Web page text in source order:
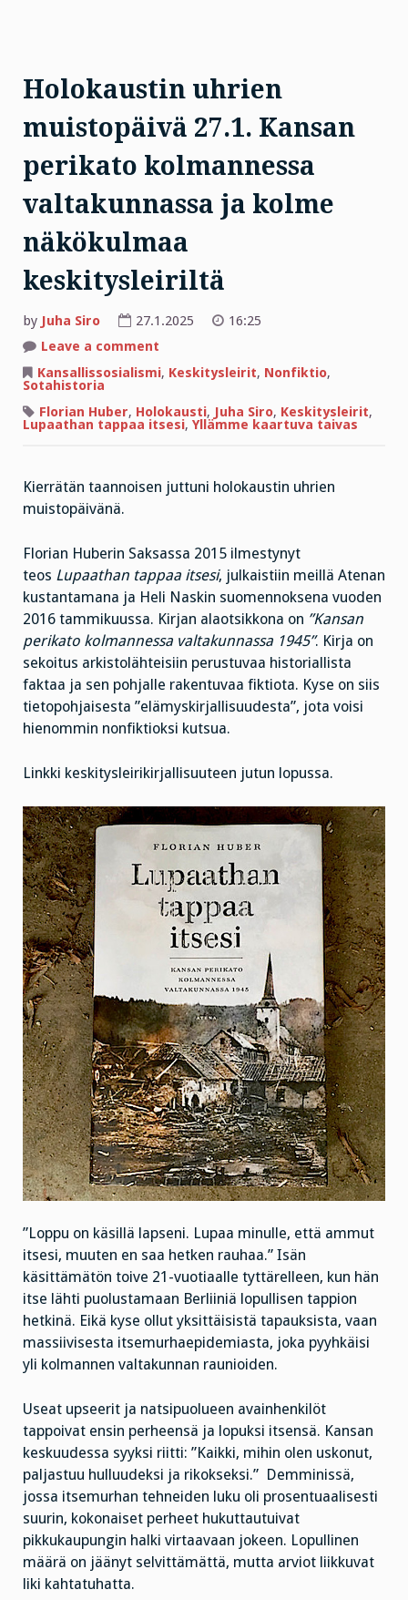
Holokaustin uhrien
muistopäivä 27.1. Kansan
perikato kolmannessa
valtakunnassa ja kolme
näkökulmaa
keskitysleiriltä
by Juha Siro 27.1.2025
16:25
Leave a comment
uhrien
muistopäivä
Kansan
perikato
kolmannessa
näkökulmaa
keskitysleiriltä
Kansallissosialismi, Keskitysleirit, Nonfiktio,
Sotahistoria
Florian Huber, Holokausti, Juha Siro, Keskitysleirit,
Lupaathan tappaa itsesi, Yllämme kaartuva taivas
Kierrätän taannoisen juttuni holokaustin uhrien
muistopäivänä.
Florian Huberin Saksassa 2015 ilmestynyt
teos Lupaathan tappaa itsesi, julkaistiin meillä Atenan
kustantamana ja Heli Naskin suomennoksena vuoden
2016 tammikuussa. Kirjan alaotsikkona on ”Kansan
perikato kolmannessa valtakunnassa 1945”. Kirja on
sekoitus arkistolähteisiin perustuvaa historiallista
faktaa ja sen pohjalle rakentuvaa fiktiota. Kyse on siis
tietopohjaisesta ”elämyskirjallisuudesta”, jota voisi
hienommin nonfiktioksi kutsua.
Linkki keskitysleirikirjallisuuteen jutun lopussa.
”Loppu on käsillä lapseni. Lupaa minulle, että ammut
itsesi, muuten en saa hetken rauhaa.” Isän
käsittämätön toive 21-vuotiaalle tyttärelleen, kun hän
itse lähti puolustamaan Berliiniä lopullisen tappion
hetkinä. Eikä kyse ollut yksittäisistä tapauksista, vaan
massiivisesta itsemurhaepidemiasta, joka pyyhkäisi
yli kolmannen valtakunnan raunioiden.
Useat upseerit ja natsipuolueen avainhenkilöt
tappoivat ensin perheensä ja lopuksi itsensä. Kansan
keskuudessa syyksi riitti: ”Kaikki, mihin olen uskonut,
paljastuu hulluudeksi ja rikokseksi.” Demminissä,
jossa itsemurhan tehneiden luku oli prosentuaalisesti
suurin, kokonaiset perheet hukuttautuivat
pikkukaupungin halki virtaavaan jokeen. Lopullinen
määrä on jäänyt selvittämättä, mutta arviot liikkuvat
liki kahtatuhatta.